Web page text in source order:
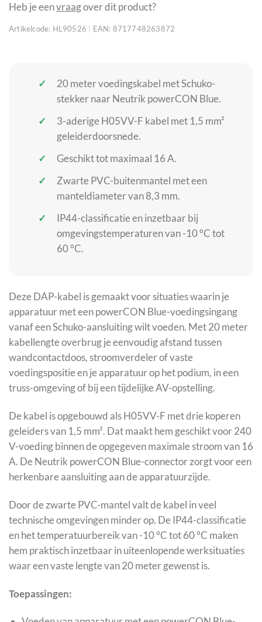
Heb je eenvraagover dit product?
Artikelcode: HL90526 EAN: 8717748263872
20 meter voedingskabel met Schuko-
stekker naar Neutrik powerCON Blue.
3-aderige H05VV-F kabel met 1,5 mm²
geleiderdoorsnede.
Geschikt tot maximaal 16 A.
Zwarte PVC-buitenmantel met een
manteldiameter van 8,3 mm.
IP44-classificatie en inzetbaar bij
omgevingstemperaturen van -10 °C tot
60 °C.
Deze DAP-kabel is gemaakt voor situaties waarin je
apparatuur met een powerCON Blue-voedingsingang
vanaf een Schuko-aansluiting wilt voeden. Met 20 meter
kabellengte overbrug je eenvoudig afstand tussen
wandcontactdoos, stroomverdeler of vaste
voedingspositie en je apparatuur op het podium, in een
truss-omgeving of bij een tijdelijke AV-opstelling.
De kabel is opgebouwd als H05VV-F met drie koperen
geleiders van 1,5 mm². Dat maakt hem geschikt voor 240
V-voeding binnen de opgegeven maximale stroom van 16
A. De Neutrik powerCON Blue-connector zorgt voor een
herkenbare aansluiting aan de apparatuurzijde.
Door de zwarte PVC-mantel valt de kabel in veel
technische omgevingen minder op. De IP44-classificatie
en het temperatuurbereik van -10 °C tot 60 °C maken
hem praktisch inzetbaar in uiteenlopende werksituaties
waar een vaste lengte van 20 meter gewenst is.
Toepassingen: